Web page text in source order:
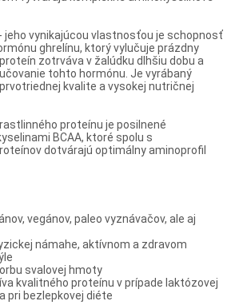
- jeho vynikajúcou vlastnosťou je schopnosť
ghrelínu, ktorý vylučuje prázdny
zotrváva v žalúdku dlhšiu dobu a
tohto hormónu. Je vyrábaný
kvalite a vysokej nutričnej
proteínu je posilnené
BCAA, ktoré spolu s
dotvárajú optimálny aminoprofil
vegánov, paleo vyznávačov, ale aj
námahe, aktívnom a zdravom
svalovej hmoty
kvalitného proteínu v prípade laktózovej
pri bezlepkovej diéte